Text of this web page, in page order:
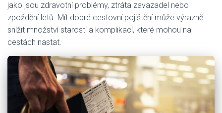
jako jsou zdravotní problémy, ztráta zavazadel nebo
zpoždění letů. Mít dobré cestovní pojištění může výrazně
snížit množství starostí a komplikací, které mohou na
cestách nastat.